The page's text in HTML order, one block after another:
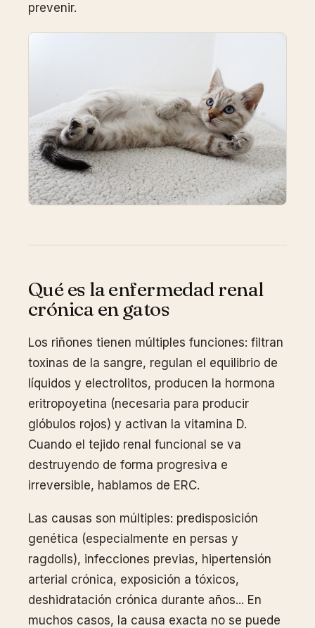
prevenir.
Qué es la enfermedad renal
crónica en gatos
Los riñones tienen múltiples funciones: filtran
toxinas de la sangre, regulan el equilibrio de
líquidos y electrolitos, producen la hormona
eritropoyetina (necesaria para producir
glóbulos rojos) y activan la vitamina D.
Cuando el tejido renal funcional se va
destruyendo de forma progresiva e
irreversible, hablamos de ERC.
Las causas son múltiples: predisposición
genética (especialmente en persas y
ragdolls), infecciones previas, hipertensión
arterial crónica, exposición a tóxicos,
deshidratación crónica durante años... En
muchos casos, la causa exacta no se puede